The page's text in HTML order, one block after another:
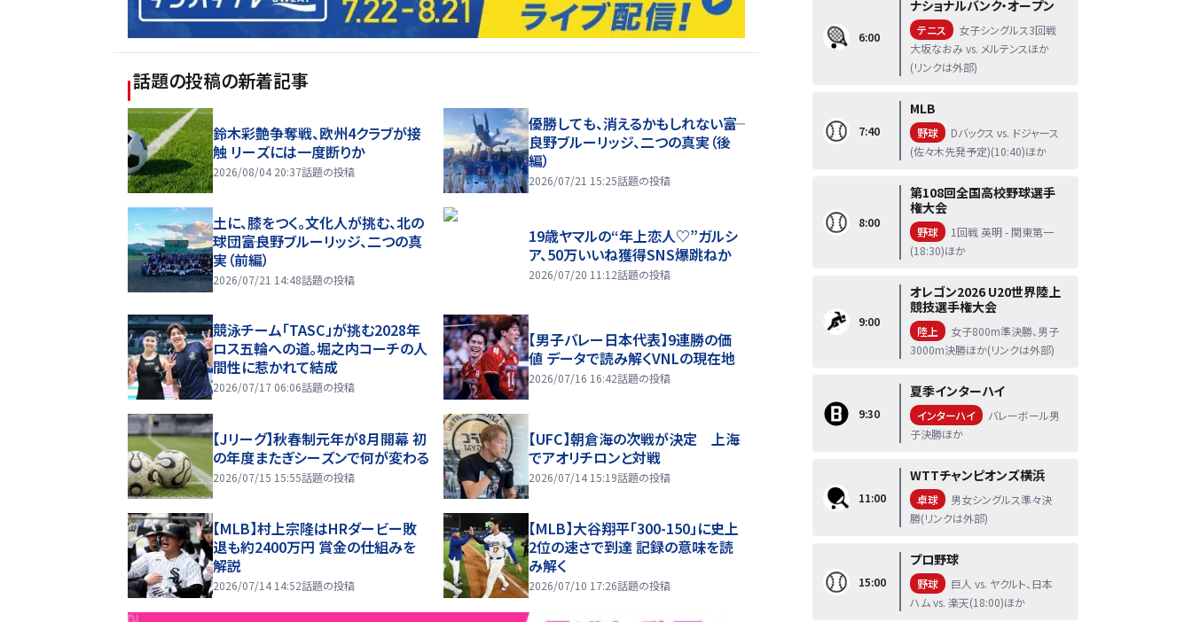
話題の投稿の新着記事
鈴木彩艶争奪戦、欧州4クラブが接
触 リーズには一度断りか
2026/08/04 20:37話題の投稿
優勝しても、消えるかもしれない――富
良野ブルーリッジ、二つの真実（後
編）
2026/07/21 15:25話題の投稿
土に、膝をつく。文化人が挑む、北の
球団――富良野ブルーリッジ、二つの真
実（前編）
2026/07/21 14:48話題の投稿
19歳ヤマルの“年上恋人♡”ガルシ
ア、50万いいね獲得SNS爆跳ねか
2026/07/20 11:12話題の投稿
競泳チーム「TASC」が挑む2028年
ロス五輪への道。堀之内コーチの人
間性に惹かれて結成
2026/07/17 06:06話題の投稿
【男子バレー日本代表】9連勝の価
値 データで読み解くVNLの現在地
2026/07/16 16:42話題の投稿
【Jリーグ】秋春制元年が8月開幕 初
の年度またぎシーズンで何が変わる
2026/07/15 15:55話題の投稿
【UFC】朝倉海の次戦が決定 上海
でアオリチロンと対戦
2026/07/14 15:19話題の投稿
【MLB】村上宗隆はHRダービー敗
退も約2400万円 賞金の仕組みを
解説
2026/07/14 14:52話題の投稿
【MLB】大谷翔平「300-150」に史上
2位の速さで到達 記録の意味を読
み解く
2026/07/10 17:26話題の投稿
6:00
ナショナルバンク・オープン
テニス
女子シングルス3回戦
大坂なおみ vs. メルテンスほか
(リンクは外部)
7:40
MLB
野球
Dバックス vs. ドジャース
(佐々木先発予定)(10:40)ほか
8:00
第108回全国高校野球選手
権大会
野球
1回戦 英明 - 関東第一
(18:30)ほか
9:00
オレゴン2026 U20世界陸上
競技選手権大会
陸上
女子800m準決勝、男子
3000m決勝ほか(リンクは外部)
9:30
夏季インターハイ
インターハイ
バレーボール男
子決勝ほか
11:00
WTTチャンピオンズ横浜
卓球
男女シングルス準々決
勝(リンクは外部)
15:00
プロ野球
野球
巨人 vs. ヤクルト、日本
ハム vs. 楽天(18:00)ほか